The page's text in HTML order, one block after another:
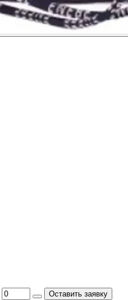
Оставить заявку